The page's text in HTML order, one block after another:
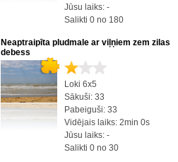
Jūsu laiks: -
Salikti 0 no 180
Neaptraipīta pludmale ar viļņiem zem zilas
debess
Loki 6x5
Sākuši: 33
Pabeiguši: 33
Vidējais laiks: 2min 0s
Jūsu laiks: -
Salikti 0 no 30